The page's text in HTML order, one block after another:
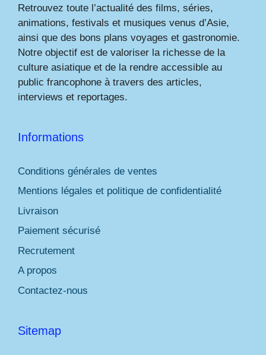
Retrouvez toute l’actualité des films, séries,
animations, festivals et musiques venus d’Asie,
ainsi que des bons plans voyages et gastronomie.
Notre objectif est de valoriser la richesse de la
culture asiatique et de la rendre accessible au
public francophone à travers des articles,
interviews et reportages.
Informations
Conditions générales de ventes
Mentions légales et politique de confidentialité
Livraison
Paiement sécurisé
Recrutement
A propos
Contactez-nous
Sitemap